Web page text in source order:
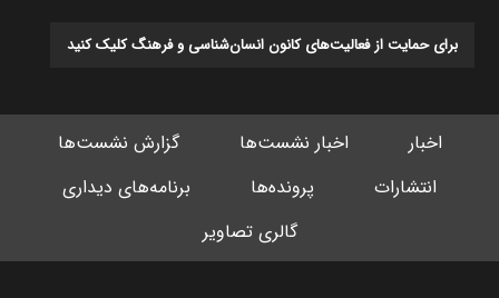
برای حمایت از فعالیت‌های کانون انسان‌شناسی و فرهنگ کلیک کنید
اخبار اخبار نشست‌ها
گزارش نشست‌ها
انتشارات
پرونده‌ها
برنامه‌های دیداری
گالری تصاویر